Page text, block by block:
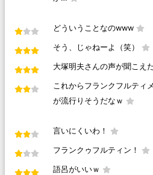
どういうことなのwww
そう、じゃねーよ（笑）
大塚明夫さんの声が聞こえ
これからフランクフルティ
が流行りそうだなｗ
言いにくいわ！
フランクゥフルティン！
語呂がいいｗ